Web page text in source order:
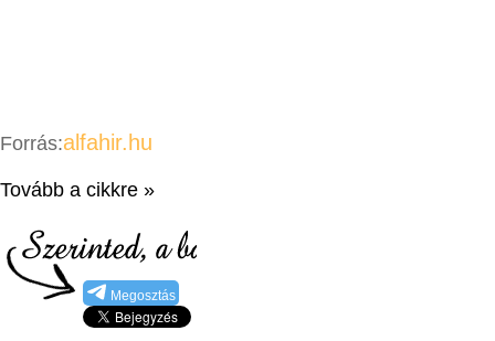
Forrás:alfahir.hu
Tovább a cikkre »
Megosztás